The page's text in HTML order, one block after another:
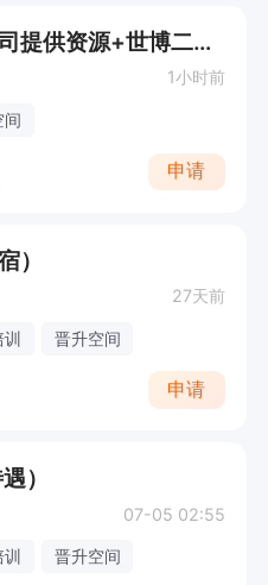
电话销售（纯内勤+公司提供资源+世博二期店）
1小时前
间
申请
）
27天前
训 晋升空间
申请
）
07-05 02:55
训 晋升空间